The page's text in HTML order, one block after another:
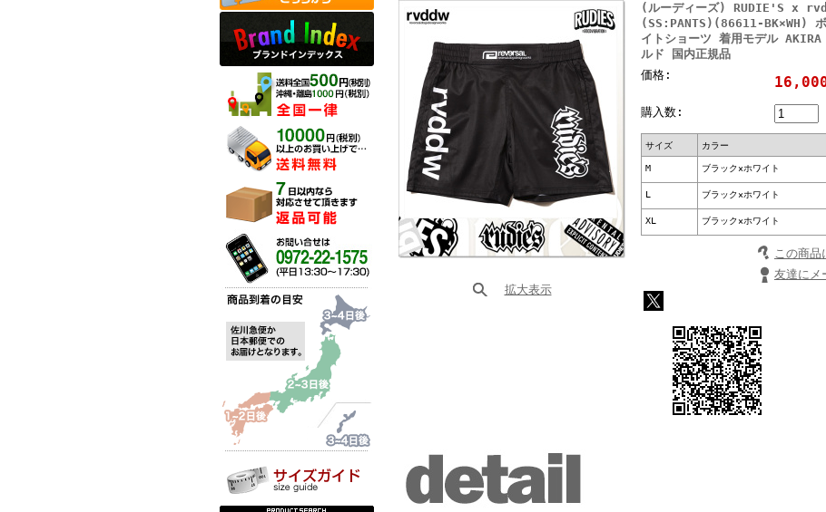
拡大表示
(ルーディーズ) RUDIE'S x
(SS:PANTS)(86611-BK×WH)
イトショーツ 着用モデル
ルド 国内正規品
価格:
購入数:
サイズ カラー
M ブラック×ホワイト
L ブラック×ホワイト
XL ブラック×ホワイト
この商品
友達にメ